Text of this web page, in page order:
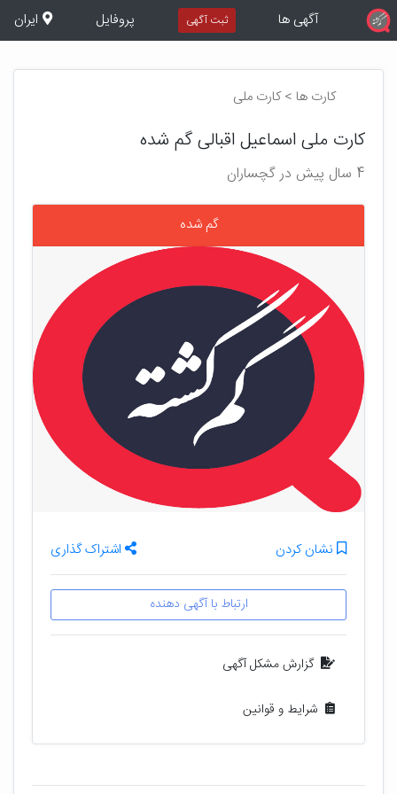
آگهی ها ثبت آگهی پروفایل ایران
کارت ها > کارت ملی
کارت ملی اسماعیل اقبالی گم شده
4 سال پیش در گچساران
گم شده
نشان کردن اشتراک گذاری
ارتباط با آگهی دهنده
گزارش مشکل آگهی
شرایط و قوانین